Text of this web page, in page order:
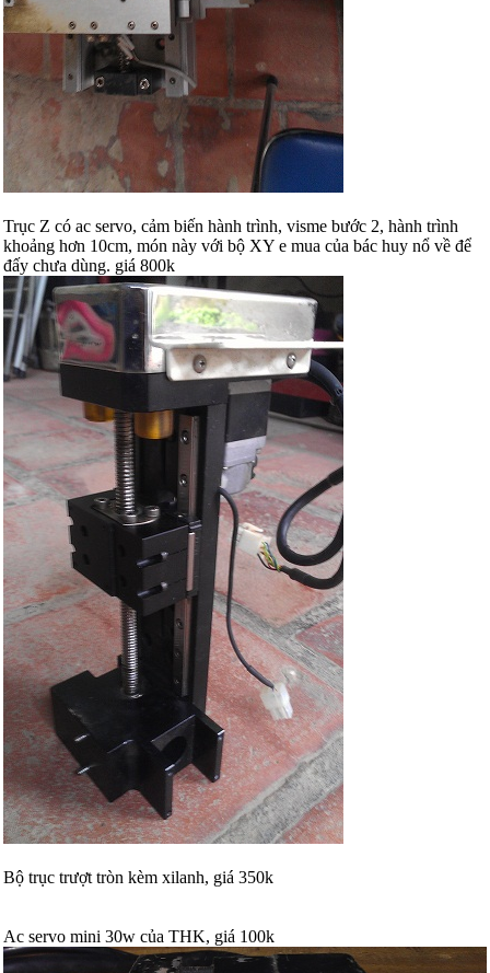
Trục Z có ac servo, cảm biến hành trình, visme bước 2, hành trình
khoảng hơn 10cm, món này với bộ XY e mua của bác huy nổ về để
đấy chưa dùng. giá 800k
Bộ trục trượt tròn kèm xilanh, giá 350k
Ac servo mini 30w của THK, giá 100k